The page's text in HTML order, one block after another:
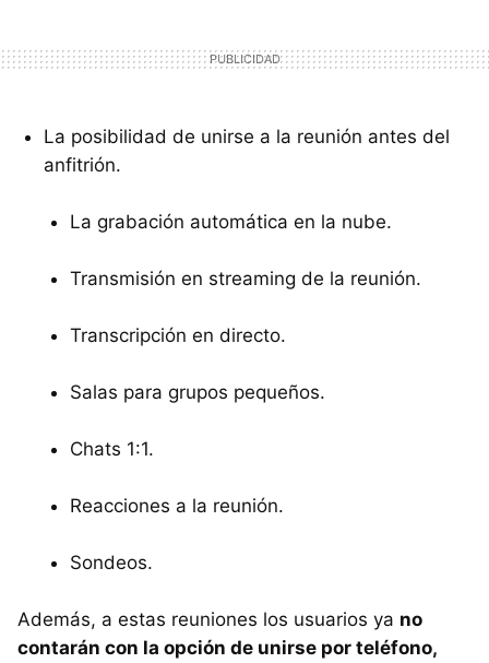
La posibilidad de unirse a la reunión antes del
anfitrión.
La grabación automática en la nube.
Transmisión en streaming de la reunión.
Transcripción en directo.
Salas para grupos pequeños.
Chats 1:1.
Reacciones a la reunión.
Sondeos.
Además, a estas reuniones los usuarios ya no
contarán con la opción de unirse por teléfono,